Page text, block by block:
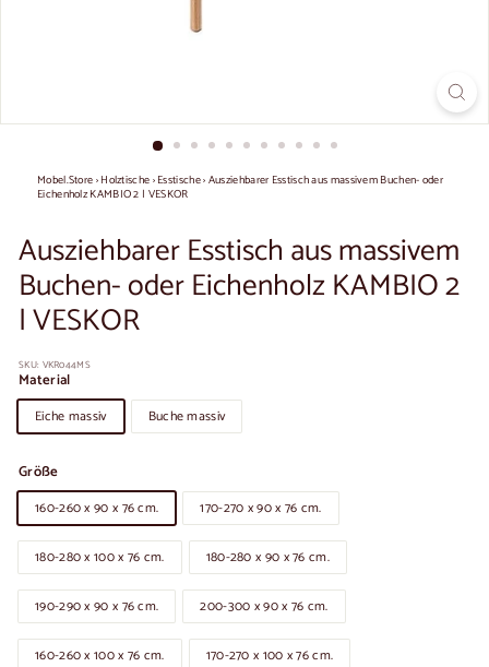
Mobel.Store›Holztische›Esstische›Ausziehbarer Esstisch aus massivem Buchen- oder
Eichenholz KAMBIO 2 | VESKOR
Ausziehbarer Esstisch aus massivem
Buchen- oder Eichenholz KAMBIO 2
| VESKOR
SKU: VKR044MS
Material
Eiche massiv Buche massiv
Größe
160-260 x 90 x 76 cm. 170-270 x 90 x 76 cm.
180-280 x 100 x 76 cm. 180-280 x 90 x 76 cm.
190-290 x 90 x 76 cm. 200-300 x 90 x 76 cm.
160-260 x 100 x 76 cm. 170-270 x 100 x 76 cm.